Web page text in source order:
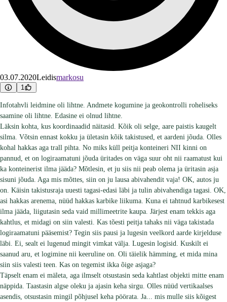
03.07.2020Leidismarkosu
1
Infotahvli leidmine oli lihtne. Andmete kogumine ja geokontrolli roheliseks
saamine oli lihtne. Edasine ei olnud lihtne.
Läksin kohta, kus koordinaadid näitasid. Kõik oli selge, aare paistis kaugelt
silma. Võtsin ennast kokku ja ületasin kõik takistused, et aardeni jõuda. Olles
kohal hakkas aga trall pihta. No miks küll peitja konteineri NII kinni on
pannud, et on logiraamatuni jõuda üritades on väga suur oht nii raamatust kui
ka konteinerist ilma jääda? Mõtlesin, et ju siis nii peab olema ja üritasin asja
sisuni jõuda. Aga mis mõttes, siin on ju lausa abivahendit vaja! OK, autos ju
on. Käisin takistusraja uuesti tagasi-edasi läbi ja tulin abivahendiga tagasi. OK,
asi hakkas arenema, nüüd hakkas karbike liikuma. Kuna ei tahtnud karbikesest
ilma jääda, liigutasin seda vaid millimeetrite kaupa. Järjest enam tekkis aga
kahtlus, et midagi on siin valesti. Kas tõesti peitja tahaks nii väga takistada
logiraamatuni pääsemist? Tegin siis pausi ja lugesin veelkord aarde kirjelduse
läbi. Ei, sealt ei lugenud mingit vimkat välja. Lugesin logisid. Kuskilt ei
saanud aru, et logimine nii keeruline on. Oli täielik hämming, et mida mina
siin siis valesti teen. Kas on tegemist ikka õige asjaga?
Täpselt enam ei mäleta, aga ilmselt otsustasin seda kahtlast objekti mitte enam
näppida. Taastasin algse oleku ja ajasin keha sirgu. Olles nüüd vertikaalses
asendis, otsustasin mingil põhjusel keha pöörata. Ja... mis mulle siis kõigest